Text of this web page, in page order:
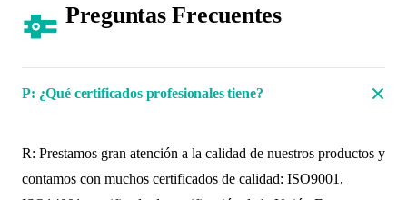
Preguntas Frecuentes
P: ¿Qué certificados profesionales tiene?
R: Prestamos gran atención a la calidad de nuestros productos y
contamos con muchos certificados de calidad: ISO9001,